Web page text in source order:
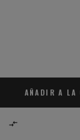
AÑADIR A LA
